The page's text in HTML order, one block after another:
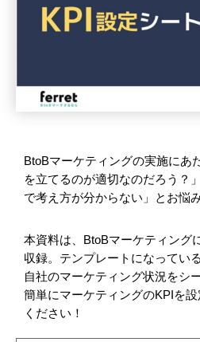
セミナー
BtoBマーケティングの実施にあ
を立てるのが適切なのだろう？
で考え方が分からない」とお悩
本資料は、BtoBマーケティング
収録。テンプレートになってい
自社のマーケティング状況をシ
簡単にマーケティングのKPIを
ください！